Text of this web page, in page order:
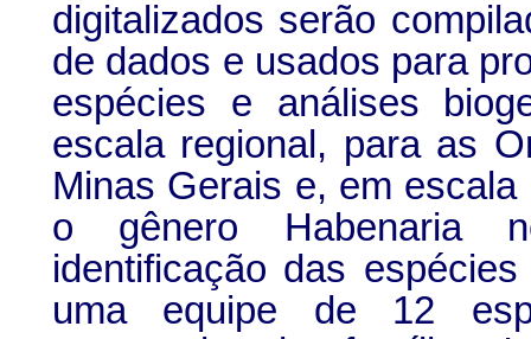
digitalizados serão
de dados e usados para
espécies e análises
escala regional, para as
Minas Gerais e, em escala
o gênero Habenaria
identificação das
uma equipe de 12